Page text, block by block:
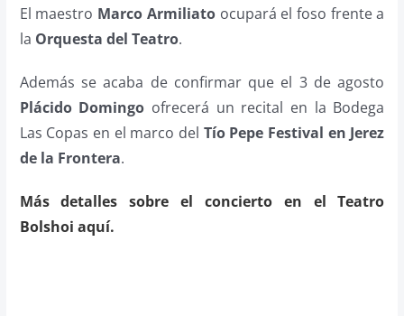
El maestro Marco Armiliatoocupará el foso frente a
la Orquesta del Teatro.
Además se acaba de confirmar que el 3 de agosto
Plácido Domingo ofrecerá un recital en la Bodega
Las Copas en el marco del Tío Pepe Festival en Jerez
de la Frontera.
Más detalles sobre el concierto en el Teatro
Bolshoi aquí.